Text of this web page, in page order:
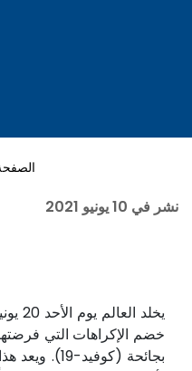
نشر في 10 يونيو 2021
خضم الإكراهات التي
بجائحة